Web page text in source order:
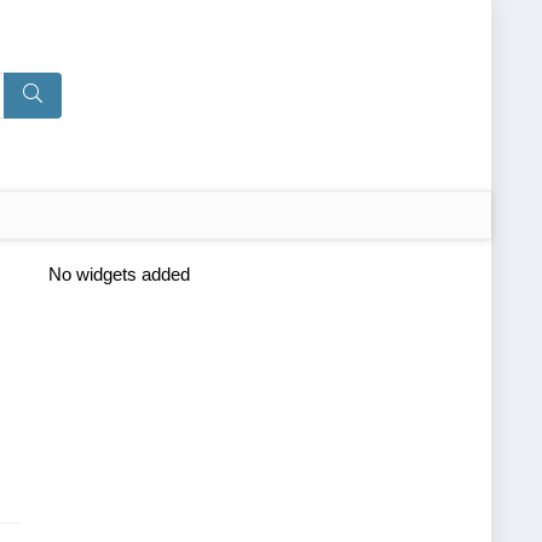
No widgets added